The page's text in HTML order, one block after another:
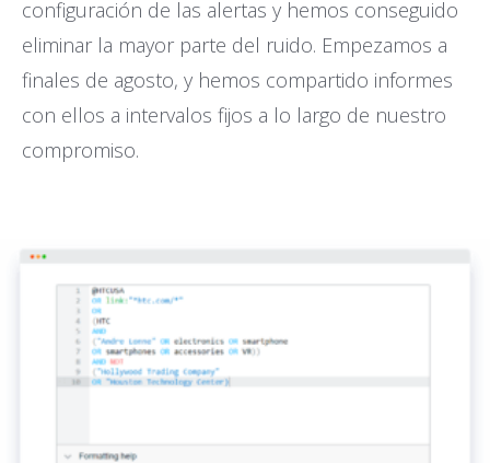
configuración de las alertas y hemos conseguido
eliminar la mayor parte del ruido. Empezamos a
finales de agosto, y hemos compartido informes
con ellos a intervalos fijos a lo largo de nuestro
compromiso.